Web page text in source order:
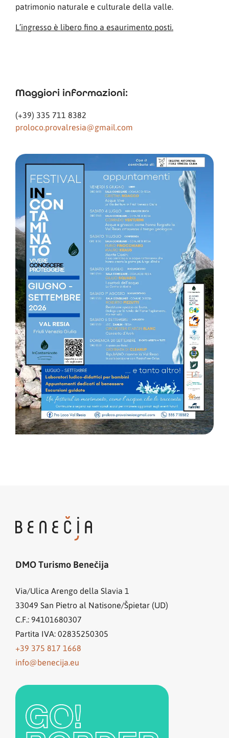
patrimonio naturale e culturale della valle.
L’ingresso è libero fino a esaurimento posti.
Maggiori informazioni:
(+39) 335 711 8382
proloco.provalresia@gmail.com
DMO Turismo Benečija
Via/Ulica Arengo della Slavia 1
33049 San Pietro al Natisone/Špietar (UD)
C.F.: 94101680307
Partita IVA: 02835250305
+39 375 817 1668
info@benecija.eu